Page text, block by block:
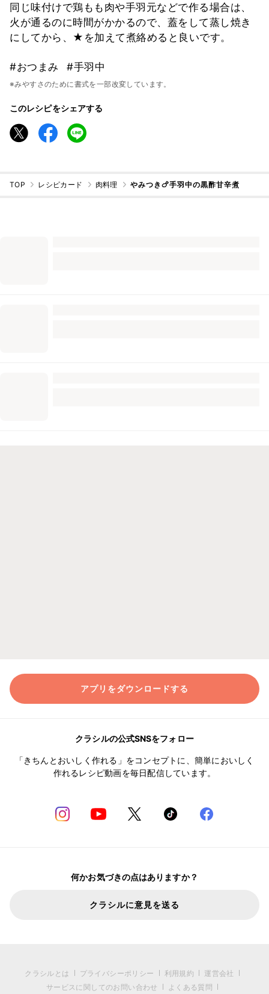
同じ味付けで鶏もも肉や手羽元などで作る場合は、
火が通るのに時間がかかるので、蓋をして蒸し焼き
にしてから、★を加えて煮絡めると良いです。
#おつまみ #手羽中
※みやすさのために書式を一部改変しています。
このレシピをシェアする
TOP レシピカード 肉料理 やみつき🍗手羽中の黒酢甘辛煮
アプリをダウンロードする
クラシルの公式SNSをフォロー
「きちんとおいしく作れる」をコンセプトに、簡単においしく
作れるレシピ動画を毎日配信しています。
何かお気づきの点はありますか？
クラシルに意見を送る
クラシルとは プライバシーポリシー 利用規約
運営会社
サービスに関してのお問い合わせ
よくある質問